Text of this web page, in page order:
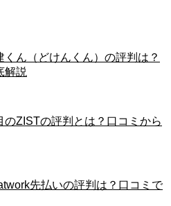
ん（どけんくん）の評判は？
解説
のZISTの評判とは？口コミから
先払いの評判は？口コミで